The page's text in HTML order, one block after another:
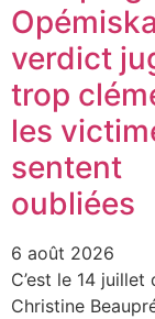
verdict
trop
les
sentent
oubliées
6 août 2026
C’est le 14 juillet
Christine